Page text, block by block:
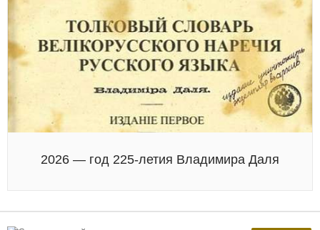
2026 — год 225-летия Владимира Даля